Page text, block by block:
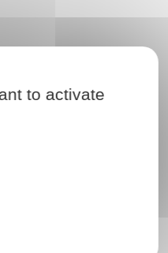
to activate